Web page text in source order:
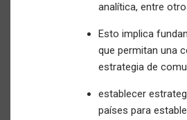
analítica, entre
Esto implica
que permitan una
estrategia de
establecer
países para